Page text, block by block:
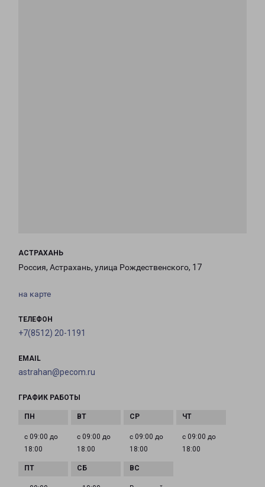
АСТРАХАНЬ
Россия, Астрахань, улица Рождественского, 17
на карте
ТЕЛЕФОН
+7(8512) 20-1191
EMAIL
astrahan@pecom.ru
ГРАФИК РАБОТЫ
с 09:00 до
18:00
с 09:00 до
18:00
с 09:00 до
18:00
с 09:00 до
18:00